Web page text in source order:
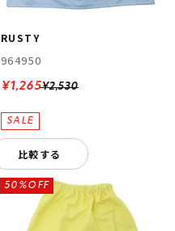
RUSTY
964950
¥2,530
¥1,265
比較する
50%OFF